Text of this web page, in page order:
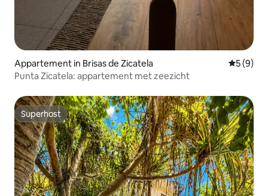
Appartement in Brisas de Zicatela
5 (9)
Punta Zicatela: appartement met zeezicht
Superhost
Superhost